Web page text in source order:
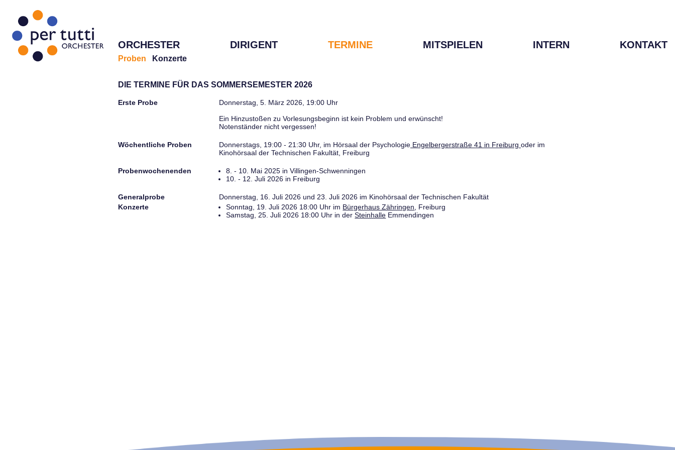
ORCHESTER DIRIGENT TERMINE MITSPIELEN INTERN KONTAKT
Proben Konzerte
DIE TERMINE FÜR DAS SOMMERSEMESTER 2026
Erste Probe
Donnerstag, 5. März 2026, 19:00 Uhr
Ein Hinzustoßen zu Vorlesungsbeginn ist kein Problem und erwünscht!
Notenständer nicht vergessen!
Wöchentliche Proben Donnerstags, 19:00 - 21:30 Uhr, im Hörsaal der Psychologie Engelbergerstraße 41 in Freiburg oder im
Kinohörsaal der Technischen Fakultät, Freiburg
Probenwochenenden
8. - 10. Mai 2025 in Villingen-Schwenningen
10. - 12. Juli 2026 in Freiburg
Generalprobe
Donnerstag, 16. Juli 2026 und 23. Juli 2026 im Kinohörsaal der Technischen Fakultät
Konzerte
Sonntag, 19. Juli 2026 18:00 Uhr im Bürgerhaus Zähringen , Freiburg
Samstag, 25. Juli 2026 18:00 Uhr in derSteinhalle Emmendingen